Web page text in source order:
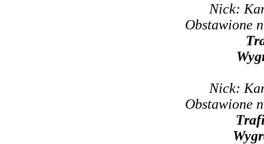
Nick:
Obstawione
Nick:
Obstawione